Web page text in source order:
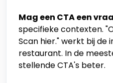
Mag een CTA een
specifieke contexten.
Scan hier." werkt bij de
restaurant. In de
stellende CTA's beter.